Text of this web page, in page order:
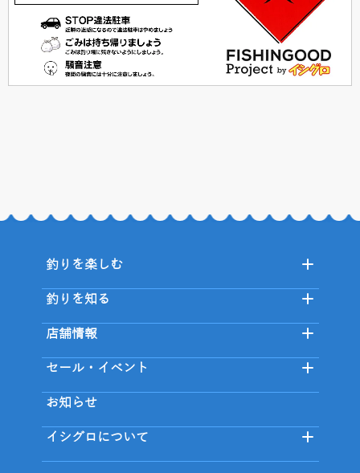
釣りを楽しむ
釣りを知る
店舗情報
セール・イベント
お知らせ
イシグロについて